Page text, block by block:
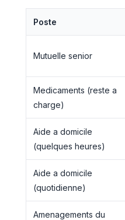
Poste
Mutuelle senior
Medicaments (reste a
charge)
Aide a domicile
(quelques heures)
Aide a domicile
(quotidienne)
Amenagements du